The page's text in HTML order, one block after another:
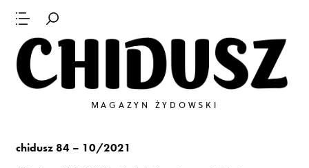
MAGAZYN ŻYDOWSKI
chidusz 84 – 10/2021